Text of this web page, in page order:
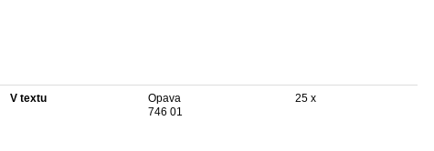
V textu
Opava
746 01
25 x